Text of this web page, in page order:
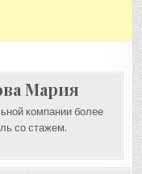
Мария
компании более
со стажем.